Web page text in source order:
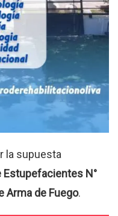
la supuesta
Estupefacientes N°
Arma de Fuego.